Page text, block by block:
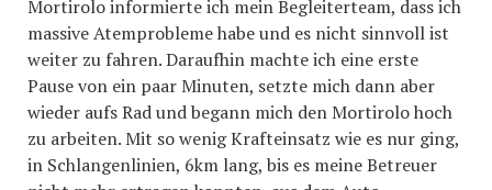
Mortirolo informierte ich mein Begleiterteam, dass ich
massive Atemprobleme habe und es nicht sinnvoll ist
weiter zu fahren. Daraufhin machte ich eine erste
Pause von ein paar Minuten, setzte mich dann aber
wieder aufs Rad und begann mich den Mortirolo hoch
zu arbeiten. Mit so wenig Krafteinsatz wie es nur ging,
in Schlangenlinien, 6km lang, bis es meine Betreuer